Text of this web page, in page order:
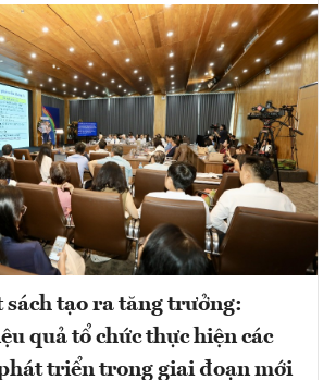
sách tạo ra tăng trưởng:
quả tổ chức thực hiện các
triển trong giai đoạn mới